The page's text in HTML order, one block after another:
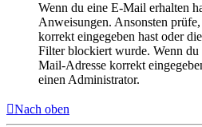
Wenn du eine E-Mail erhalten
Anweisungen. Ansonsten
korrekt eingegeben hast oder
Filter blockiert wurde. Wenn du
Mail-Adresse korrekt
einen Administrator.
Nach oben